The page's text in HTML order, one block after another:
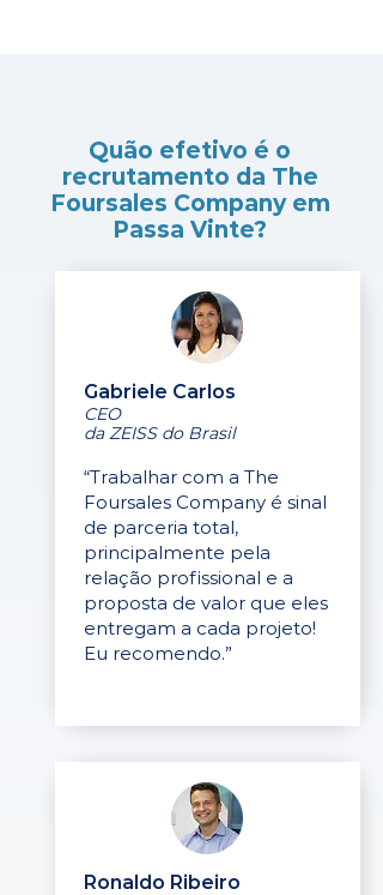
Quão efetivo é o
recrutamento da The
Foursales Company em
Passa Vinte?
Gabriele Carlos
CEO
da ZEISS do Brasil
“Trabalhar com a The
Foursales Company é sinal
de parceria total,
principalmente pela
relação profissional e a
proposta de valor que eles
entregam a cada projeto!
Eu recomendo.”
Ronaldo Ribeiro